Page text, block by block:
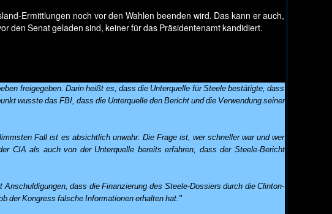
Ermittlungen noch vor den Wahlen beenden wird. Das kann er auch,
den Senat geladen sind, keiner für das Präsidentenamt kandidiert.
freigegeben. Darin heißt es, dass die Unterquelle für Steele bestätigte, dass
wusste das FBI, dass die Unterquelle den Bericht und die Verwendung seiner
Fall ist es absichtlich unwahr. Die Frage ist, wer schneller war und wer
CIA als auch von der Unterquelle bereits erfahren, dass der Steele-Bericht
dass die Finanzierung des Steele-Dossiers durch die Clinton-
der Kongress falsche Informationen erhalten hat."